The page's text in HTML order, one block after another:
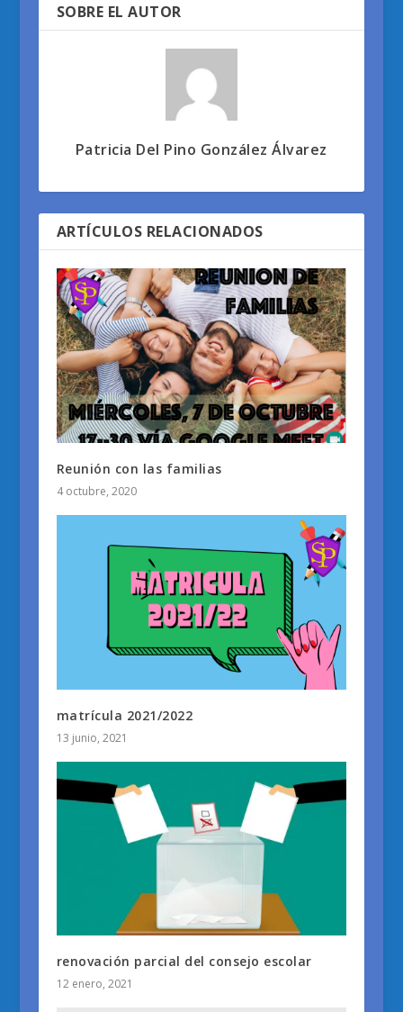
SOBRE EL AUTOR
Patricia Del Pino González Álvarez
ARTÍCULOS RELACIONADOS
Reunión con las familias
4 octubre, 2020
matrícula 2021/2022
13 junio, 2021
renovación parcial del consejo escolar
12 enero, 2021